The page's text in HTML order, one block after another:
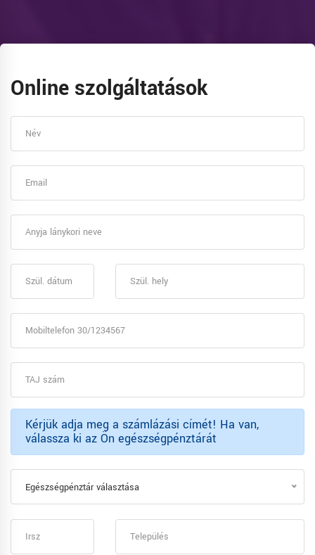
Online szolgáltatások
Kérjük adja meg a számlázási címét! Ha van,
válassza ki az Ön egészségpénztárát
Egészségpénztár választása